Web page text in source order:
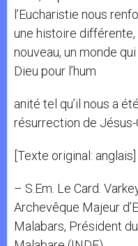
l’Eucharistie nous
une histoire
nouveau, un monde
Dieu pour l’hum
anité tel qu’il nous a
résurrection de Jésus-
[Texte original: anglais]
– S.Em. Le Card.
Archevêque Majeur
Malabars, Président